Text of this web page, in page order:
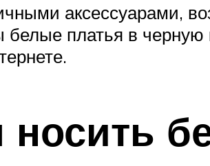
аксессуарами,
платья в черную